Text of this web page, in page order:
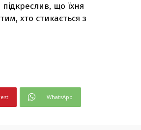
що їхня
хто стикається з
WhatsApp